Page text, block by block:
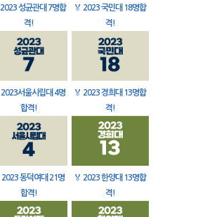
2023 성균관대 7명합
격!
🏅 2023 국민대 18명합
격!
2023서울시립대 4명
합격!
🏅 2023 경희대 13명합
격!
2023 동덕여대 21명
합격!
🏅 2023 한양대 13명합
격!